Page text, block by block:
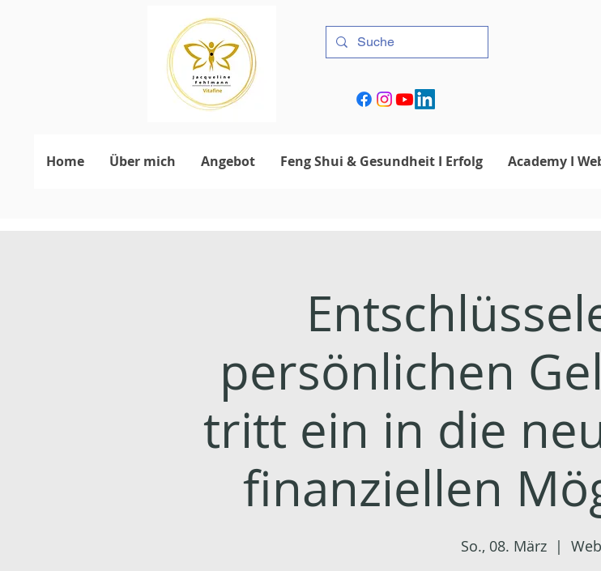
Home Über mich Angebot Feng Shui & Gesundheit I Erfolg Academy I
persönlichen
tritt ein in die
finanziellen
So., 08. März
  |